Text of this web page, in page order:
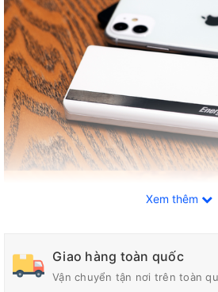
Xem thêm
Giao hàng toàn quốc
Vận chuyển tận nơi trên toàn